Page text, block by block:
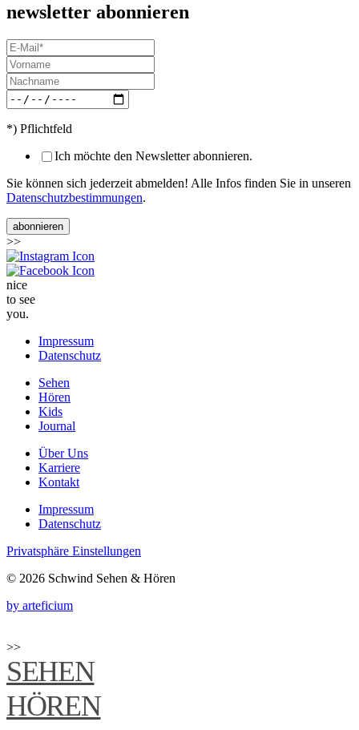
newsletter abonnieren
*) Pflichtfeld
Ich möchte den Newsletter abonnieren.
Sie können sich jederzeit abmelden! Alle Infos finden Sie in unseren
Datenschutzbestimmungen.
>>
nice
to see
you.
Impressum
Datenschutz
Sehen
Hören
Kids
Journal
Über Uns
Karriere
Kontakt
Impressum
Datenschutz
Privatsphäre Einstellungen
© 2026 Schwind Sehen & Hören
by arteficium
>>
SEHEN
HÖREN